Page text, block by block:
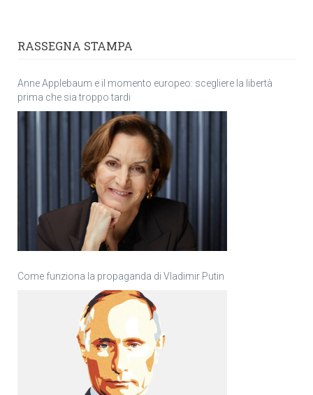
RASSEGNA STAMPA
Anne Applebaum e il momento europeo: scegliere la libertà
prima che sia troppo tardi
Come funziona la propaganda di Vladimir Putin